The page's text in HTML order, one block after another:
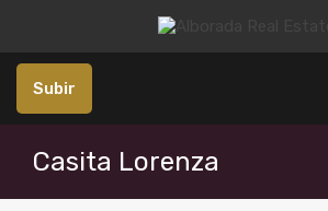
Subir
Casita Lorenza